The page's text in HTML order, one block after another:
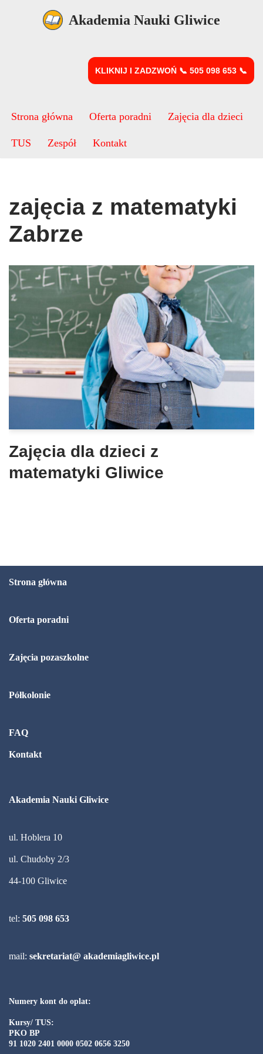
Akademia Nauki Gliwice
KLIKNIJ I ZADZWOŃ 📞 505 098 653 📞
Strona główna Oferta poradni Zajęcia dla dzieci
TUS Zespół Kontakt
zajęcia z matematyki
Zabrze
Zajęcia dla dzieci z
matematyki Gliwice
Strona główna
Oferta poradni
Zajęcia pozaszkolne
Półkolonie
FAQ
Kontakt
Akademia Nauki Gliwice
ul. Hoblera 10
ul. Chudoby 2/3
44-100 Gliwice
tel: 505 098 653
mail: sekretariat@ akademiagliwice.pl
Numery kont do oplat:
Kursy/ TUS:
PKO BP
91 1020 2401 0000 0502 0656 3250